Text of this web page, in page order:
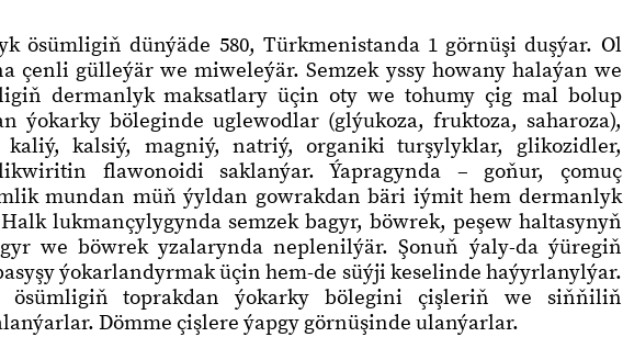
ösümligiň dünýäde 580, Türkmenistanda 1 görnüşi duşýar. Ol
çenli gülleýär we miweleýär. Semzek yssy howany halaýan we
dermanlyk maksatlary üçin oty we tohumy çig mal bolup
ýokarky böleginde uglewodlar (glýukoza, fruktoza, saharoza),
kalsiý, magniý, natriý, organiki turşylyklar, glikozidler,
flawonoidi saklanýar. Ýapragynda – goňur, çomuç
mundan müň ýyldan gowrakdan bäri iýmit hem dermanlyk
lukmançylygynda semzek bagyr, böwrek, peşew haltasynyň
we böwrek yzalarynda neplenilýär. Şonuň ýaly-da ýüregiň
ýokarlandyrmak üçin hem-de süýji keselinde haýyrlanylýar.
ösümligiň toprakdan ýokarky bölegini çişleriň we siňňiliň
Dömme çişlere ýapgy görnüşinde ulanýarlar.